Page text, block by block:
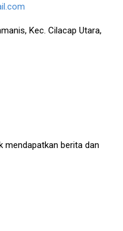
Kec. Cilacap Utara,
mendapatkan berita dan